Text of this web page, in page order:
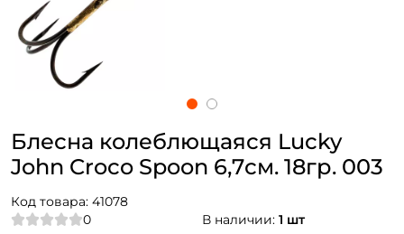
Блесна колеблющаяся Lucky
John Croco Spoon 6,7см. 18гр. 003
Код товара: 41078
0
В наличии: 1 шт